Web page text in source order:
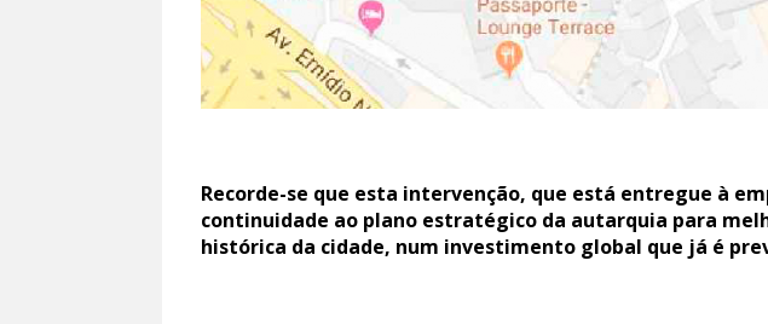
Recorde-se que esta intervenção, que está entregue à
continuidade ao plano estratégico da autarquia para
histórica da cidade, num investimento global que já é